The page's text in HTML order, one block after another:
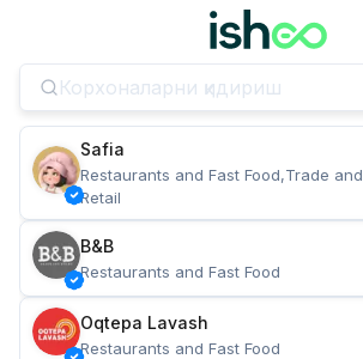
Safia
Restaurants and Fast Food,Trade and
Retail
B&B
Restaurants and Fast Food
Oqtepa Lavash
Restaurants and Fast Food